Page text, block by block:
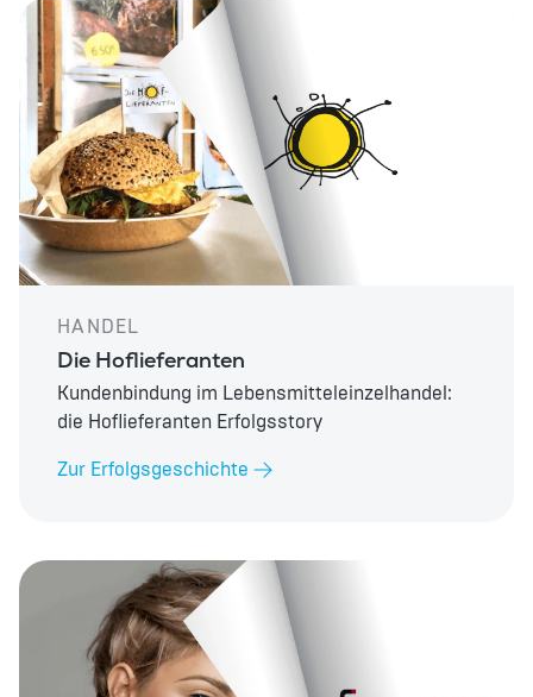
HANDEL
Die Hoflieferanten
Kundenbindung im Lebensmitteleinzelhandel:
die Hoflieferanten Erfolgsstory
Zur Erfolgsgeschichte